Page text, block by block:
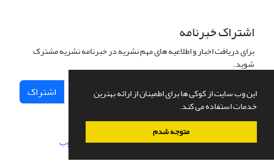
این وب سایت از کوکی ها برای اطمینان از ارائه بهترین
خدمات استفاده می کند.
متوجه شدم
اشتراک خبرنامه
برای دریافت اخبار و اطلاعیه های مهم نشریه در خبرنامه نشریه مشترک
شوید.
اشتراک
سامانه مدیریت نشریات علمی.طراحی و پیاده سازی از سیناوب